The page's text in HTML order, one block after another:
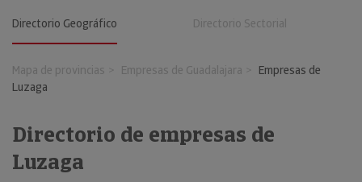
Directorio Geográfico Directorio Sectorial
Mapa de provincias Empresas de Guadalajara
Empresas de
Luzaga
Directorio de empresas de
Luzaga